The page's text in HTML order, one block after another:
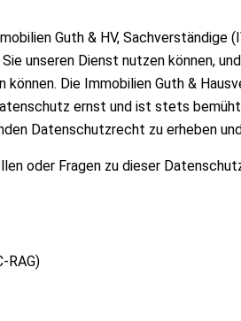
Guth & HV, Sachverständige
unseren Dienst nutzen können,
Die Immobilien Guth &
ernst und ist stets
Datenschutzrecht zu erheben
oder Fragen zu dieser
RAG)